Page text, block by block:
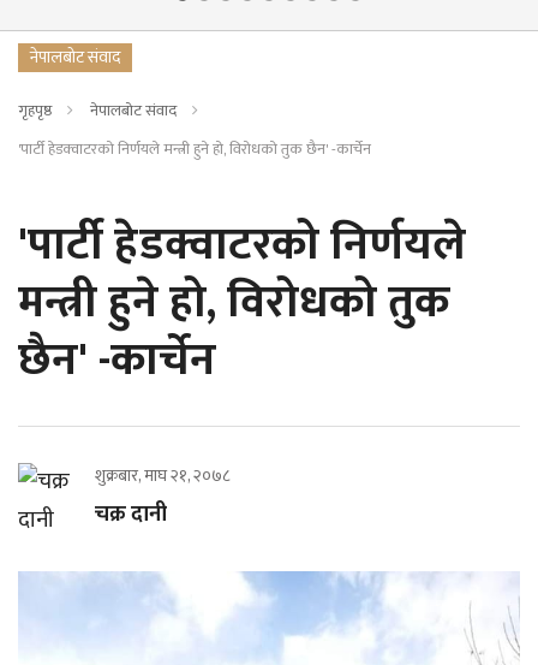
नेपालबोट संवाद
गृहपृष्ठ
नेपालबोट संवाद
'पार्टी हेडक्वाटरको निर्णयले मन्त्री हुने हो, विरोधको तुक छैन' -कार्चेन
'पार्टी हेडक्वाटरको निर्णयले
मन्त्री हुने हो, विरोधको तुक
छैन' -कार्चेन
शुक्रबार, माघ २१, २०७८
चक्र दानी